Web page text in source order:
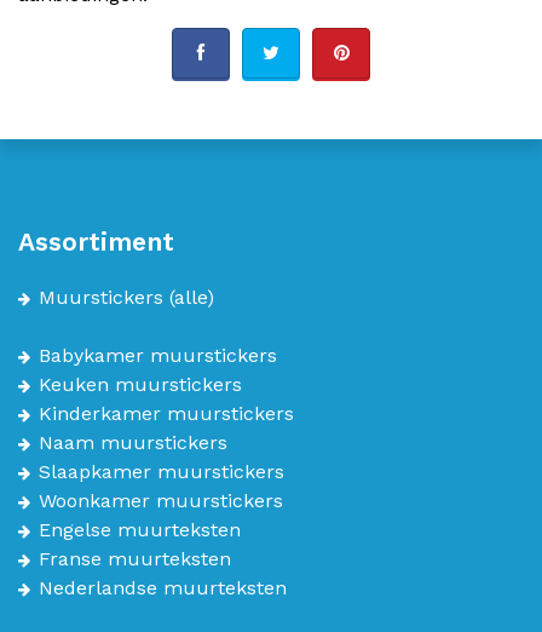
Assortiment
Muurstickers (alle)
Babykamer muurstickers
Keuken muurstickers
Kinderkamer muurstickers
Naam muurstickers
Slaapkamer muurstickers
Woonkamer muurstickers
Engelse muurteksten
Franse muurteksten
Nederlandse muurteksten